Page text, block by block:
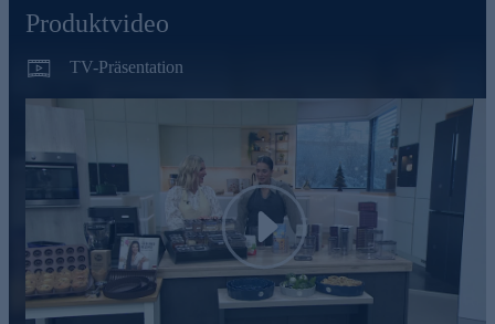
Produktvideo
TV-Präsentation
Play